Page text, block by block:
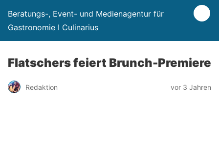
Beratungs-, Event- und Medienagentur für
Gastronomie I Culinarius
Flatschers feiert Brunch-Premiere
Redaktion vor 3 Jahren